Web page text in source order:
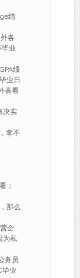
结
各
业
绩
业日
表看
决实
拿不
；
那么
企
为私
务员
毕业